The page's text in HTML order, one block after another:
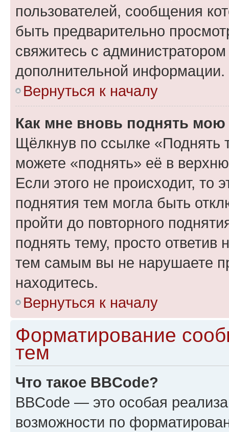
пользователей, сообщения
быть предварительно
свяжитесь с
дополнительной информации.
Вернуться к началу
Как мне вновь поднять мою
Щёлкнув по ссылке «Поднять
можете «поднять» её в
Если этого не происходит, то
поднятия тем могла быть
пройти до повторного
поднять тему, просто ответив
тем самым вы не нарушаете
находитесь.
Вернуться к началу
Форматирование
тем
Что такое BBCode?
BBCode — это особая
возможности по